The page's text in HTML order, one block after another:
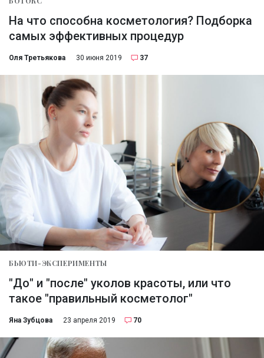
На что способна косметология? Подборка
самых эффективных процедур
Оля Третьякова 30 июня 2019 37
БЬЮТИ-ЭКСПЕРИМЕНТЫ
"До" и "после" уколов красоты, или что
такое "правильный косметолог"
Яна Зубцова 23 апреля 2019 70